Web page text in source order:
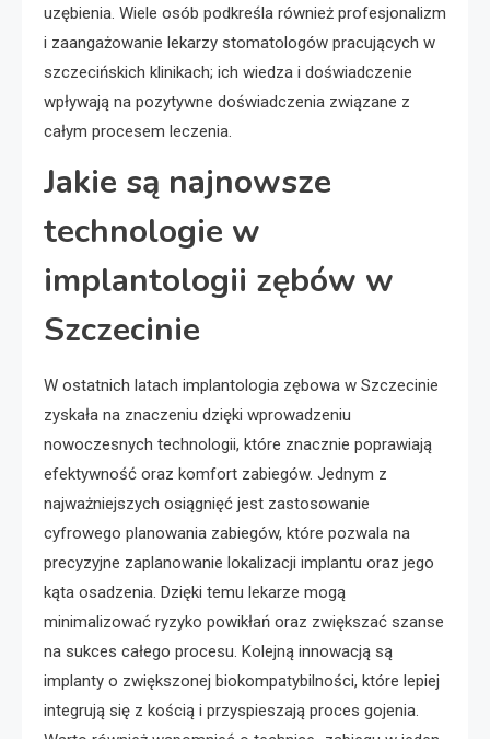
uzębienia. Wiele osób podkreśla również profesjonalizm
i zaangażowanie lekarzy stomatologów pracujących w
szczecińskich klinikach; ich wiedza i doświadczenie
wpływają na pozytywne doświadczenia związane z
całym procesem leczenia.
Jakie są najnowsze
technologie w
implantologii zębów w
Szczecinie
W ostatnich latach implantologia zębowa w Szczecinie
zyskała na znaczeniu dzięki wprowadzeniu
nowoczesnych technologii, które znacznie poprawiają
efektywność oraz komfort zabiegów. Jednym z
najważniejszych osiągnięć jest zastosowanie
cyfrowego planowania zabiegów, które pozwala na
precyzyjne zaplanowanie lokalizacji implantu oraz jego
kąta osadzenia. Dzięki temu lekarze mogą
minimalizować ryzyko powikłań oraz zwiększać szanse
na sukces całego procesu. Kolejną innowacją są
implanty o zwiększonej biokompatybilności, które lepiej
integrują się z kością i przyspieszają proces gojenia.